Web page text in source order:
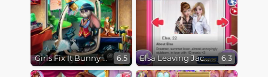
Girls Fix It Bunny Car 6.5 Elsa Leaving Jack Frost 6.3